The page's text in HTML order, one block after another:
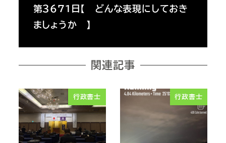
第３６７１日【 どんな表現にしておき
ましょうか 】
関連記事
行政書士 行政書士